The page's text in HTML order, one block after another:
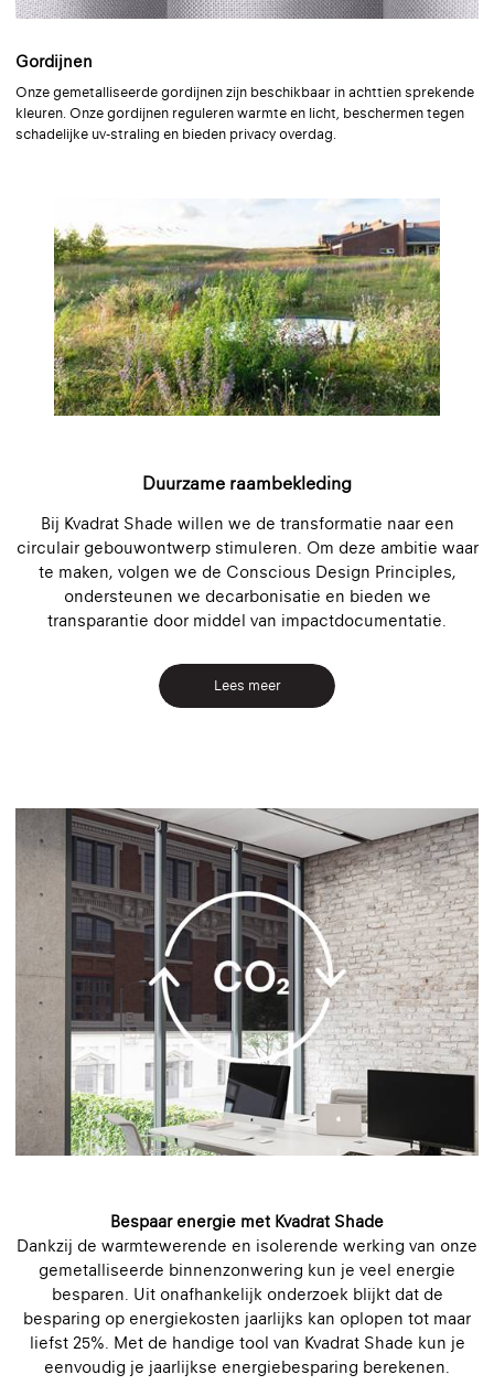
Gordijnen
Onze gemetalliseerde gordijnen zijn beschikbaar in achttien sprekende
kleuren. Onze gordijnen reguleren warmte en licht, beschermen tegen
schadelijke uv-straling en bieden privacy overdag.
Duurzame raambekleding
Bij Kvadrat Shade willen we de transformatie naar een
circulair gebouwontwerp stimuleren. Om deze ambitie waar
te maken, volgen we de Conscious Design Principles,
ondersteunen we decarbonisatie en bieden we
transparantie door middel van impactdocumentatie.
Lees meer
Bespaar energie met Kvadrat Shade
Dankzij de warmtewerende en isolerende werking van onze
gemetalliseerde binnenzonwering kun je veel energie
besparen. Uit onafhankelijk onderzoek blijkt dat de
besparing op energiekosten jaarlijks kan oplopen tot maar
liefst 25%. Met de handige tool van Kvadrat Shade kun je
eenvoudig je jaarlijkse energiebesparing berekenen.